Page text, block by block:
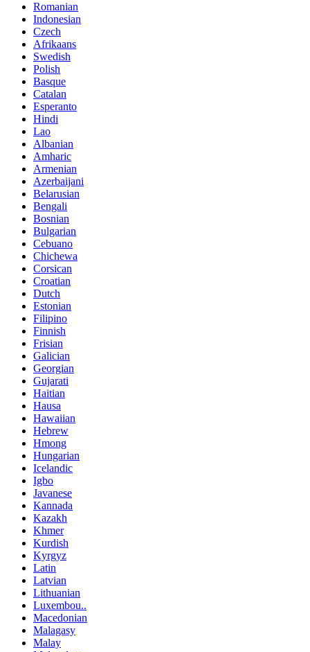
Romanian
Indonesian
Czech
Afrikaans
Swedish
Polish
Basque
Catalan
Esperanto
Hindi
Lao
Albanian
Amharic
Armenian
Azerbaijani
Belarusian
Bengali
Bosnian
Bulgarian
Cebuano
Chichewa
Corsican
Croatian
Dutch
Estonian
Filipino
Finnish
Frisian
Galician
Georgian
Gujarati
Haitian
Hausa
Hawaiian
Hebrew
Hmong
Hungarian
Icelandic
Igbo
Javanese
Kannada
Kazakh
Khmer
Kurdish
Kyrgyz
Latin
Latvian
Lithuanian
Luxembou..
Macedonian
Malagasy
Malay